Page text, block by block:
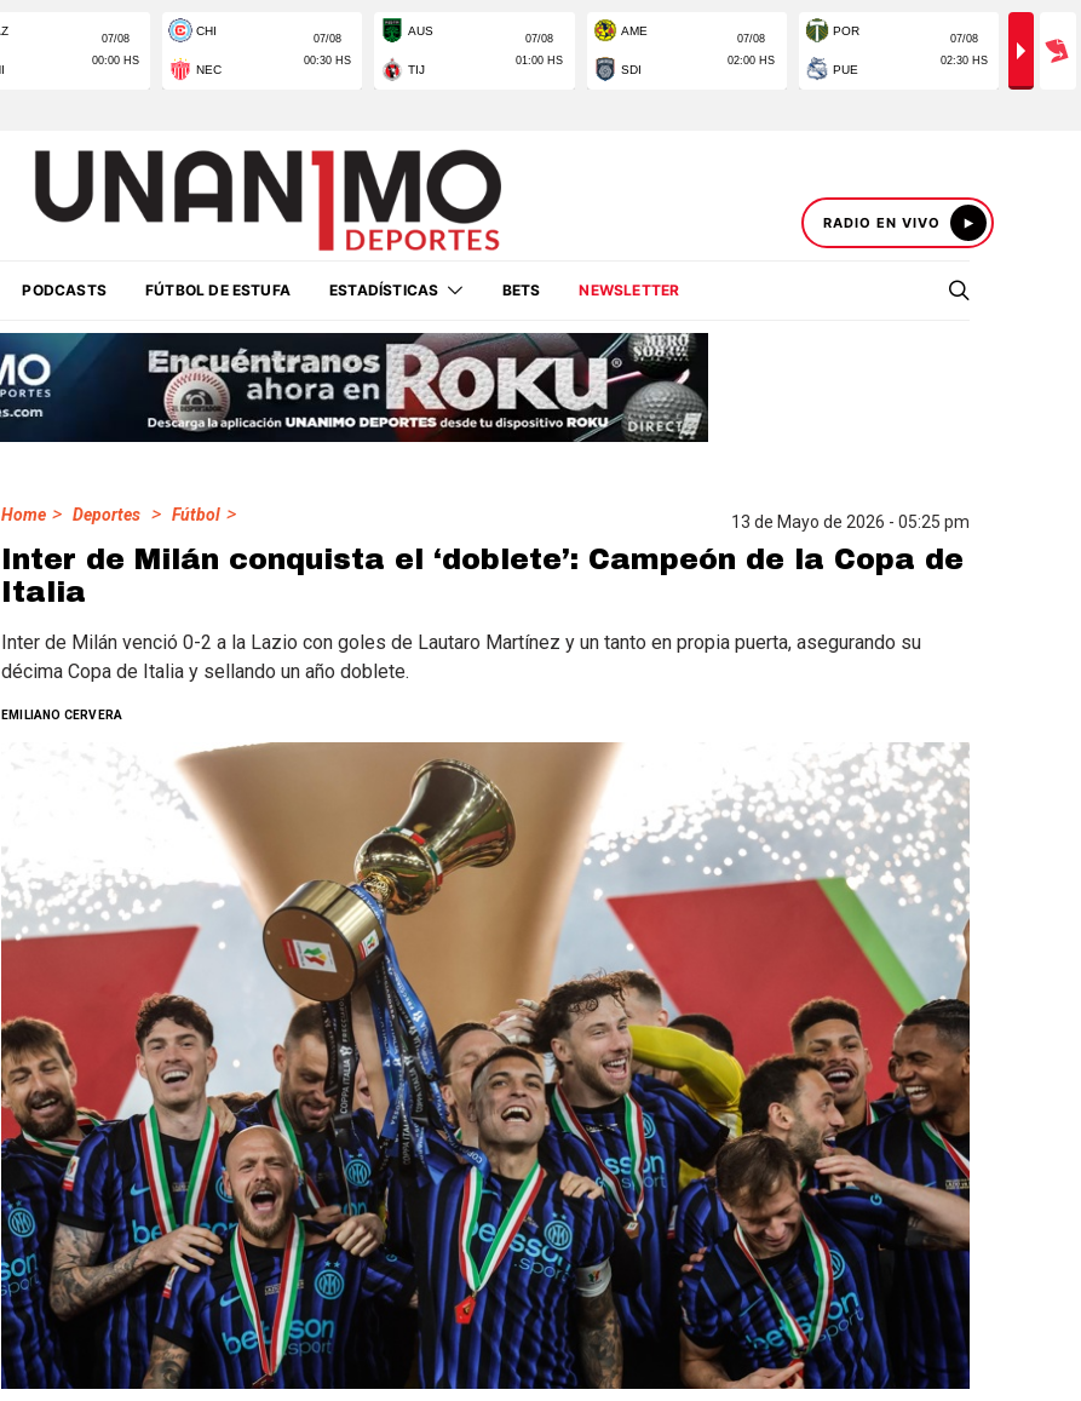
RADIO EN VIVO
PODCASTS FÚTBOL DE ESTUFA ESTADÍSTICAS BETS NEWSLETTER
Home > Deportes > Fútbol > 13 de Mayo de 2026 - 05:25 pm
Inter de Milán conquista el ‘doblete’: Campeón de la Copa de
Italia
Inter de Milán venció 0-2 a la Lazio con goles de Lautaro Martínez y un tanto en propia puerta, asegurando su
décima Copa de Italia y sellando un año doblete.
EMILIANO CERVERA